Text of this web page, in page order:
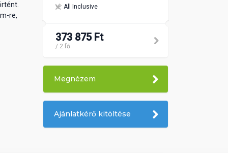
re,
All Inclusive
373 875 Ft
/ 2 fő
Megnézem
Ajánlatkérő kitöltése